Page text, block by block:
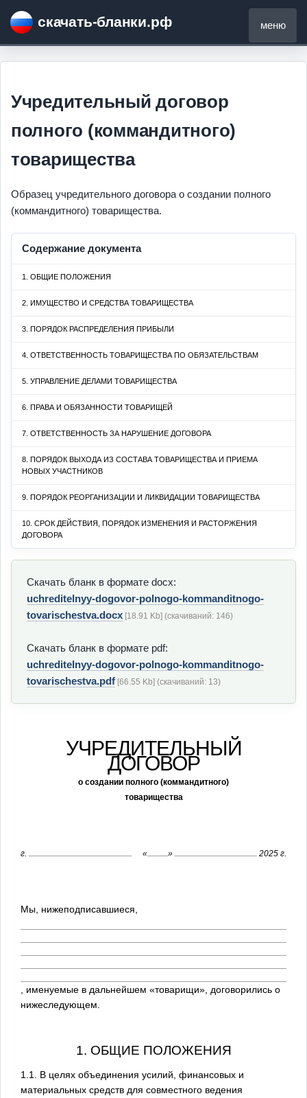
скачать-бланки.рф
Учредительный договор
полного (коммандитного)
товарищества
Образец учредительного договора о создании полного
(коммандитного) товарищества.
Содержание документа
1. ОБЩИЕ ПОЛОЖЕНИЯ
2. ИМУЩЕСТВО И СРЕДСТВА ТОВАРИЩЕСТВА
3. ПОРЯДОК РАСПРЕДЕЛЕНИЯ ПРИБЫЛИ
4. ОТВЕТСТВЕННОСТЬ ТОВАРИЩЕСТВА ПО ОБЯЗАТЕЛЬСТВАМ
5. УПРАВЛЕНИЕ ДЕЛАМИ ТОВАРИЩЕСТВА
6. ПРАВА И ОБЯЗАННОСТИ ТОВАРИЩЕЙ
7. ОТВЕТСТВЕННОСТЬ ЗА НАРУШЕНИЕ ДОГОВОРА
8. ПОРЯДОК ВЫХОДА ИЗ СОСТАВА ТОВАРИЩЕСТВА И ПРИЕМА
НОВЫХ УЧАСТНИКОВ
9. ПОРЯДОК РЕОРГАНИЗАЦИИ И ЛИКВИДАЦИИ ТОВАРИЩЕСТВА
10. СРОК ДЕЙСТВИЯ, ПОРЯДОК ИЗМЕНЕНИЯ И РАСТОРЖЕНИЯ
ДОГОВОРА
Скачать бланк в формате docx:
uchreditelnyy-dogovor-polnogo-kommanditnogo-
tovarischestva.docx [18.91 Kb] (cкачиваний: 146)
Скачать бланк в формате pdf:
uchreditelnyy-dogovor-polnogo-kommanditnogo-
tovarischestva.pdf [66.55 Kb] (cкачиваний: 13)
УЧРЕДИТЕЛЬНЫЙ
ДОГОВОР
о создании полного (коммандитного)
товарищества
г. « » 2025 г.
Мы, нижеподписавшиеся,
, именуемые в дальнейшем «товарищи», договорились о
нижеследующем.
1. ОБЩИЕ ПОЛОЖЕНИЯ
1.1. В целях объединения усилий, финансовых и
материальных средств для совместного ведения
меню